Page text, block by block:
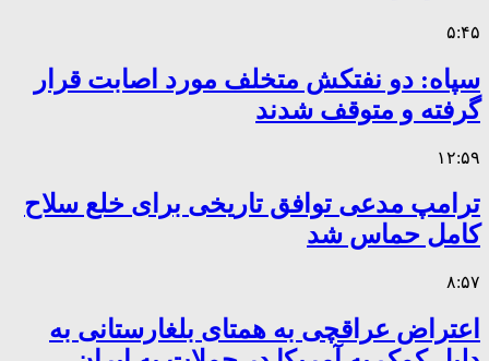
۵:۴۵
سپاه: دو نفتکش متخلف مورد اصابت قرار
گرفته و متوقف شدند
۱۲:۵۹
ترامپ مدعی توافق تاریخی برای خلع سلاح
کامل حماس شد
۸:۵۷
اعتراض عراقچی به همتای بلغارستانی به